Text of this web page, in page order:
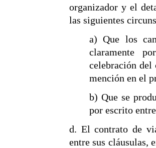
organizador y el
las siguientes
a) Que los
claramente
celebración del
mención en el
b) Que se
por escrito
d. El contrato de
entre sus cláusulas,